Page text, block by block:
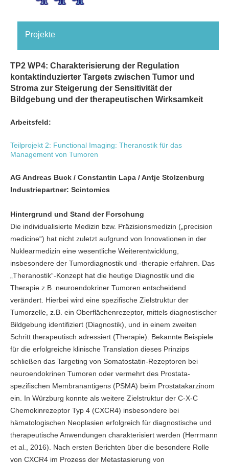
Projekte
TP2 WP4: Charakterisierung der Regulation
kontaktinduzierter Targets zwischen Tumor und
Stroma zur Steigerung der Sensitivität der
Bildgebung und der therapeutischen Wirksamkeit
Arbeitsfeld:
Teilprojekt 2: Functional Imaging: Theranostik für das
Management von Tumoren
AG Andreas Buck / Constantin Lapa / Antje Stolzenburg
Industriepartner: Scintomics
Hintergrund und Stand der Forschung
Die individualisierte Medizin bzw. Präzisionsmedizin („precision
medicine“) hat nicht zuletzt aufgrund von Innovationen in der
Nuklearmedizin eine wesentliche Weiterentwicklung,
insbesondere der Tumordiagnostik und -therapie erfahren. Das
„Theranostik“-Konzept hat die heutige Diagnostik und die
Therapie z.B. neuroendokriner Tumoren entscheidend
verändert. Hierbei wird eine spezifische Zielstruktur der
Tumorzelle, z.B. ein Oberflächenrezeptor, mittels diagnostischer
Bildgebung identifiziert (Diagnostik), und in einem zweiten
Schritt therapeutisch adressiert (Therapie). Bekannte Beispiele
für die erfolgreiche klinische Translation dieses Prinzips
schließen das Targeting von Somatostatin-Rezeptoren bei
neuroendokrinen Tumoren oder vermehrt des Prostata-
spezifischen Membranantigens (PSMA) beim Prostatakarzinom
ein. In Würzburg konnte als weitere Zielstruktur der C-X-C
Chemokinrezeptor Typ 4 (CXCR4) insbesondere bei
hämatologischen Neoplasien erfolgreich für diagnostische und
therapeutische Anwendungen charakterisiert werden (Herrmann
et al., 2016). Nach ersten Berichten über die besondere Rolle
von CXCR4 im Prozess der Metastasierung von